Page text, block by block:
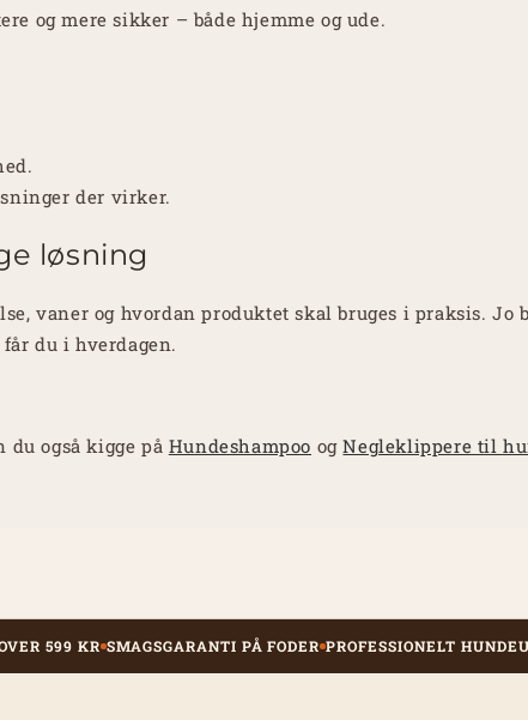
og mere sikker – både hjemme og ude.
der virker.
løsning
vaner og hvordan produktet skal bruges i praksis. Jo
du i hverdagen.
også kigge på Hundeshampoo ogNegleklippere til
599 KR SMAGSGARANTI PÅ FODER PROFESSIONELT